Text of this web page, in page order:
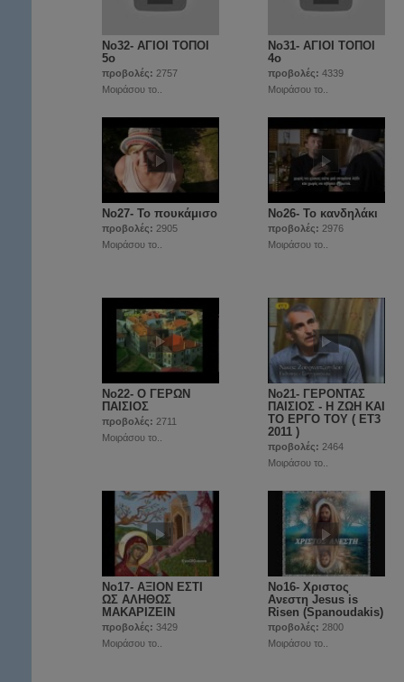
Νο32- ΑΓΙΟΙ ΤΟΠΟΙ
5ο
προβολές: 2757
Μοιράσου το..
Νο31- ΑΓΙΟΙ ΤΟΠΟΙ
4ο
προβολές: 4339
Μοιράσου το..
Νο27- Το πουκάμισο
προβολές: 2905
Μοιράσου το..
Νο26- Το κανδηλάκι
προβολές: 2976
Μοιράσου το..
Νο22- O ΓΕΡΩΝ
ΠΑΙΣΙΟΣ
προβολές: 2711
Μοιράσου το..
Νο21- ΓΕΡΟΝΤΑΣ
ΠΑΙΣΙΟΣ - Η ΖΩΗ ΚΑΙ
ΤΟ ΕΡΓΟ ΤΟΥ ( ET3
2011 )
προβολές: 2464
Μοιράσου το..
Νο17- ΑΞΙΟΝ ΕΣΤΙ
ΩΣ ΑΛΗΘΩΣ
ΜΑΚΑΡΙΖΕΙΝ
προβολές: 3429
Μοιράσου το..
Νο16- Χριστος
Ανεστη Jesus is
Risen (Spanoudakis)
προβολές: 2800
Μοιράσου το..